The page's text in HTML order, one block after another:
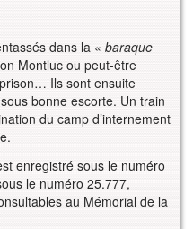
dans la « baraque
Montluc ou peut-être
Ils sont ensuite
bonne escorte. Un train
du camp d’internement
enregistré sous le numéro
le numéro 25.777,
au Mémorial de la